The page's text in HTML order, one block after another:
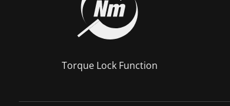
Torque Lock Function